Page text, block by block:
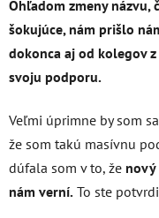
Ohľadom zmeny
šokujúce, nám prišlo
dokonca aj od kolegov
svoju podporu.
Veľmi úprimne by som
že som takú masívnu
dúfala som v to, že nový
nám verní. To ste